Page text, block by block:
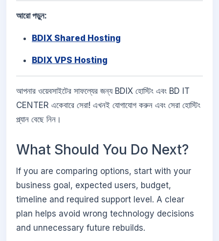
আরো পড়ুন:
BDIX Shared Hosting
BDIX VPS Hosting
আপনার ওয়েবসাইটের সাফল্যের জন্য BDIX হোস্টিং এবং BD IT
CENTER একেবারে সেরা! এখনই যোগাযোগ করুন এবং সেরা হোস্টিং
প্ল্যান বেছে নিন।
What Should You Do Next?
If you are comparing options, start with your
business goal, expected users, budget,
timeline and required support level. A clear
plan helps avoid wrong technology decisions
and unnecessary future rebuilds.